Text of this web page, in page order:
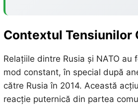
Contextul Tensiunilor
Relațiile dintre Rusia și NATO au
mod constant, în special după
către Rusia în 2014. Această
reacție puternică din partea